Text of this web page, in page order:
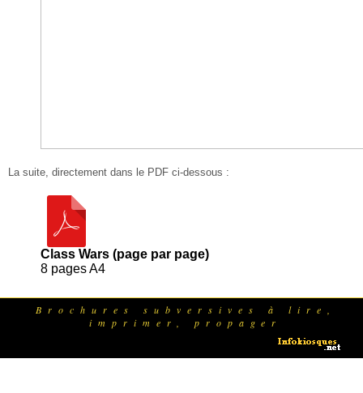
La suite, directement dans le PDF ci-dessous :
Class Wars (page par page)
8 pages A4
Brochures subversives à lire,
imprimer, propager